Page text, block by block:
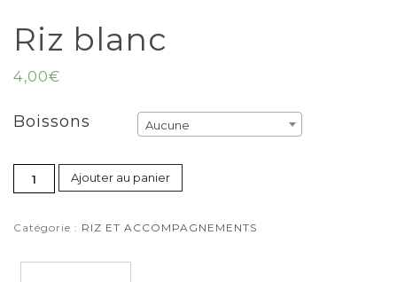
Riz blanc
4,00€
Boissons Aucune
Ajouter au panier
Catégorie : RIZ ET ACCOMPAGNEMENTS